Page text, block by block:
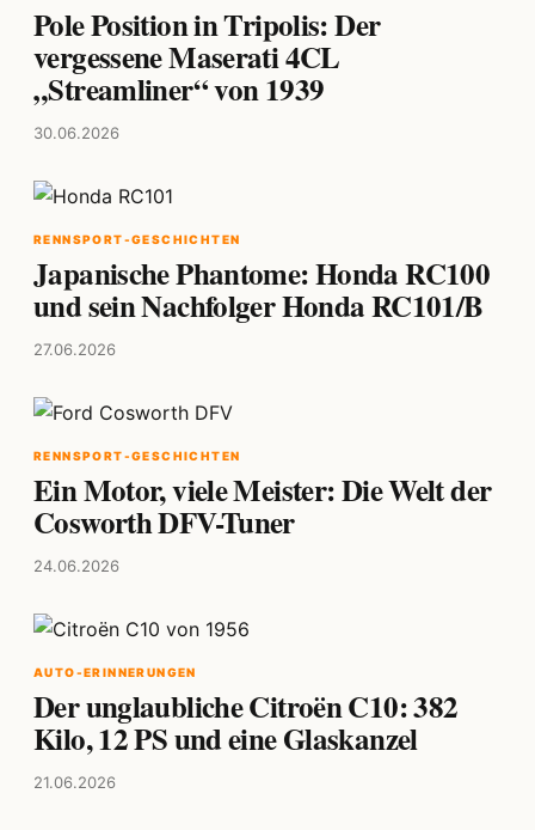
Pole Position in Tripolis: Der
vergessene Maserati 4CL
„Streamliner“ von 1939
30.06.2026
RENNSPORT-GESCHICHTEN
Japanische Phantome: Honda RC100
und sein Nachfolger Honda RC101/B
27.06.2026
RENNSPORT-GESCHICHTEN
Ein Motor, viele Meister: Die Welt der
Cosworth DFV-Tuner
24.06.2026
AUTO-ERINNERUNGEN
Der unglaubliche Citroën C10: 382
Kilo, 12 PS und eine Glaskanzel
21.06.2026